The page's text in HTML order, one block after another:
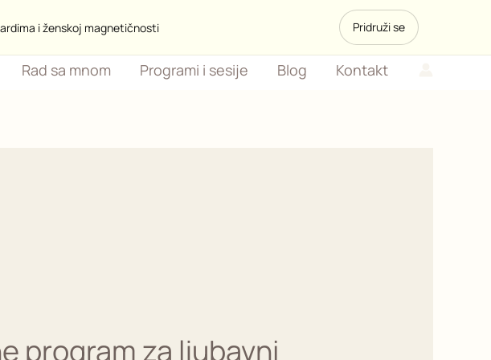
i ženskoj magnetičnosti Pridruži se
Rad sa mnom Programi i sesije Blog Kontakt
program za ljubavni